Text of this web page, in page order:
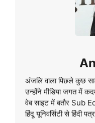
अंजलि वाला पिछले कुछ
उन्होंने मीडिया जगत में
वेब साइट में बतौर Sub
हिंदू यूनिवर्सिटी से हिंदी